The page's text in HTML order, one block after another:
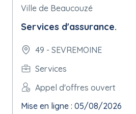
Ville de Beaucouzé
Services d'assurance.
49 - SEVREMOINE
Services
Appel d'offres ouvert
Mise en ligne : 05/08/2026